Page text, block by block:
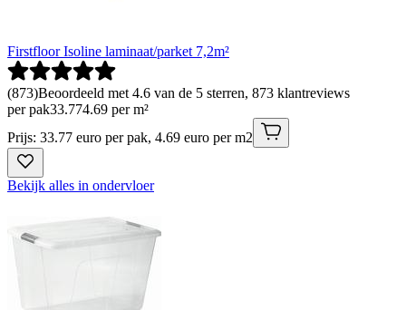
Firstfloor Isoline laminaat/parket 7,2m²
(873)Beoordeeld met 4.6 van de 5 sterren, 873 klantreviews
per pak33.774.69 per m²
Prijs: 33.77 euro per pak, 4.69 euro per m2
Bekijk alles in ondervloer